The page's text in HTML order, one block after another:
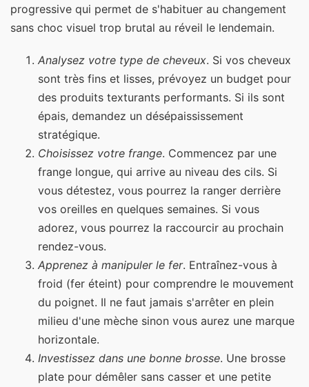
progressive qui permet de s'habituer au changement
sans choc visuel trop brutal au réveil le lendemain.
Analysez votre type de cheveux. Si vos cheveux
sont très fins et lisses, prévoyez un budget pour
des produits texturants performants. Si ils sont
épais, demandez un désépaississement
stratégique.
Choisissez votre frange. Commencez par une
frange longue, qui arrive au niveau des cils. Si
vous détestez, vous pourrez la ranger derrière
vos oreilles en quelques semaines. Si vous
adorez, vous pourrez la raccourcir au prochain
rendez-vous.
Apprenez à manipuler le fer. Entraînez-vous à
froid (fer éteint) pour comprendre le mouvement
du poignet. Il ne faut jamais s'arrêter en plein
milieu d'une mèche sinon vous aurez une marque
horizontale.
Investissez dans une bonne brosse. Une brosse
plate pour démêler sans casser et une petite